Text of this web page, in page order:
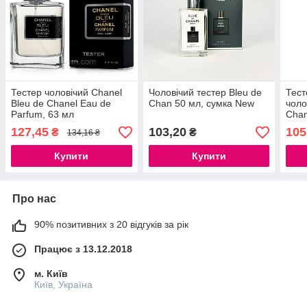
Тестер чоловічий Chanel
Bleu de Chanel Eau de
Parfum, 63 мл
127,45 ₴ 134,16 ₴
Купити
Чоловічий тестер Bleu de
Chan 50 мл, сумка New
103,20₴
Купити
Про нас
90% позитивних з 20 відгуків за рік
Працює з 13.12.2018
м. Київ
Київ, Україна